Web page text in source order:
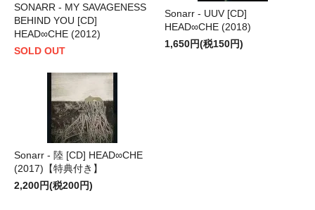
SONARR - MY SAVAGENESS
BEHIND YOU [CD]
HEAD∞CHE (2012)
SOLD OUT
Sonarr - UUV [CD]
HEAD∞CHE (2018)
1,650円(税150円)
Sonarr - 陸 [CD] HEAD∞CHE
(2017)【特典付き】
2,200円(税200円)